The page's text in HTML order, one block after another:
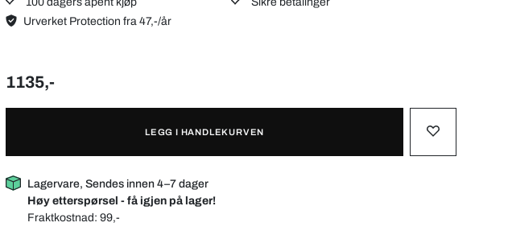
Urverket Protection fra 47,-/år
1135,-
LEGG I HANDLEKURVEN
Lagervare, Sendes innen 4–7 dager
Høy etterspørsel - få igjen på lager!
Fraktkostnad:99,-